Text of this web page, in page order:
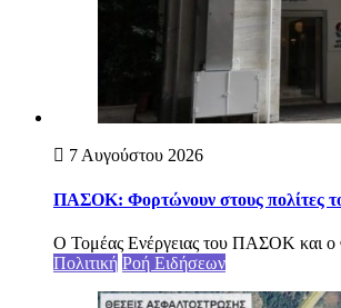
7 Αυγούστου 2026
ΠΑΣΟΚ: Φορτώνουν στους πολίτες το
Ο Τομέας Ενέργειας του ΠΑΣΟΚ και ο
Πολιτική Ροή Ειδήσεων